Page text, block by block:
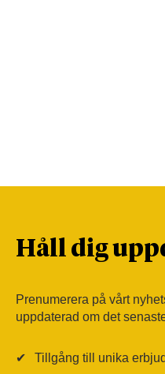
Håll dig
Prenumerera på vårt
uppdaterad om det
✔ Tillgång till unika